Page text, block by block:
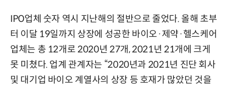
IPO업체 숫자 역시 지난해의 절반으로 줄었다. 올해 초부
터 이달 19일까지 상장에 성공한 바이오·제약·헬스케어
업체는 총 12개로 2020년 27개, 2021년 21개에 크게
못 미쳤다. 업계 관계자는 “2020년과 2021년 진단 회사
및 대기업 바이오 계열사의 상장 등 호재가 많았던 것을